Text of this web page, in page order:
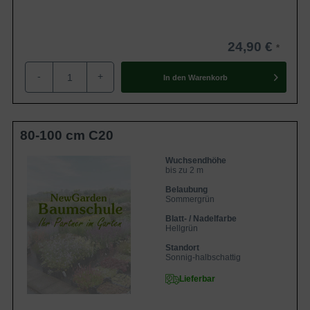
24,90 €
- + In den Warenkorb
80-100 cm C20
Wuchsendhöhe
bis zu 2 m
Belaubung
Sommergrün
Blatt- / Nadelfarbe
Hellgrün
Standort
Sonnig-halbschattig
Lieferbar